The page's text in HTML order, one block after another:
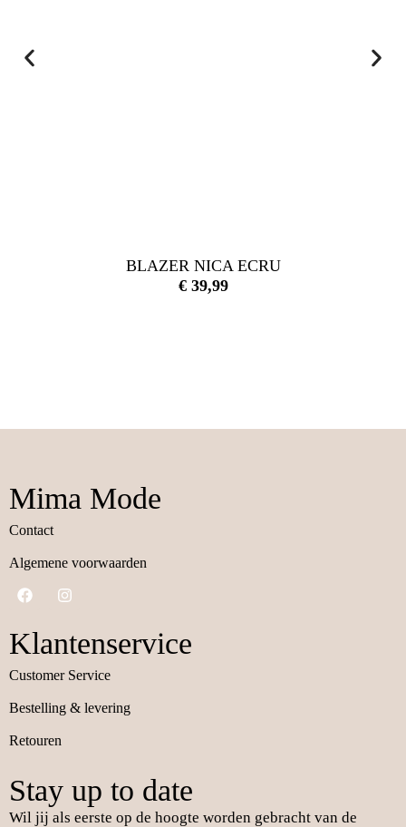
BLAZER NICA ECRU
€39,99
Mima Mode
Contact
Algemene voorwaarden
Klantenservice
Customer Service
Bestelling & levering
Retouren
Stay up to date
Wil jij als eerste op de hoogte worden gebracht van de